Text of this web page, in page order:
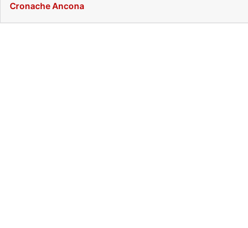
Cronache Ancona